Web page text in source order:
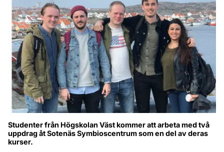
Studenter från Högskolan Väst kommer att arbeta med två
uppdrag åt Sotenäs Symbioscentrum som en del av deras
kurser.